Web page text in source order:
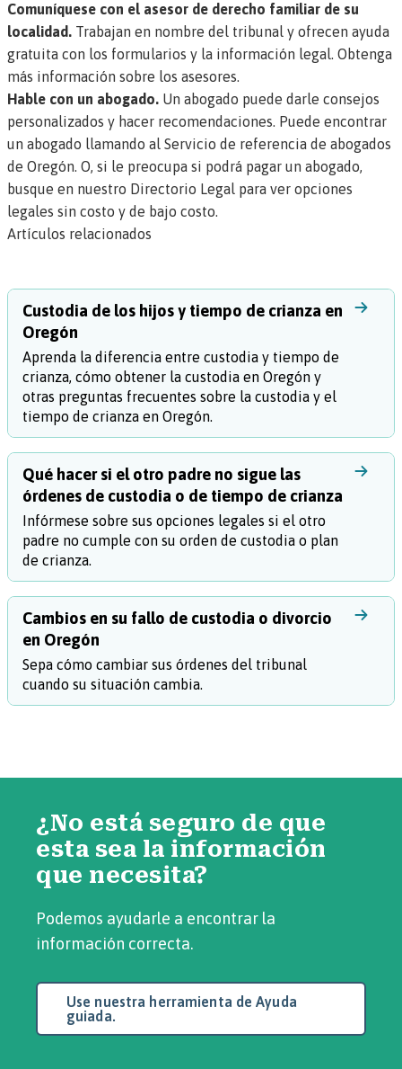
Comuníquese con el asesor de derecho familiar de su
localidad. Trabajan en nombre del tribunal y ofrecen ayuda
gratuita con los formularios y la información legal. Obtenga
más información sobre los asesores.
Hable con un abogado. Un abogado puede darle consejos
personalizados y hacer recomendaciones. Puede encontrar
un abogado llamando al Servicio de referencia de abogados
de Oregón. O, si le preocupa si podrá pagar un abogado,
busque en nuestro Directorio Legal para ver opciones
legales sin costo y de bajo costo.
Artículos relacionados
Custodia de los hijos y tiempo de crianza en
Oregón
Aprenda la diferencia entre custodia y tiempo de
crianza, cómo obtener la custodia en Oregón y
otras preguntas frecuentes sobre la custodia y el
tiempo de crianza en Oregón.
Qué hacer si el otro padre no sigue las
órdenes de custodia o de tiempo de crianza
Infórmese sobre sus opciones legales si el otro
padre no cumple con su orden de custodia o plan
de crianza.
Cambios en su fallo de custodia o divorcio
en Oregón
Sepa cómo cambiar sus órdenes del tribunal
cuando su situación cambia.
¿No está seguro de que
esta sea la información
que necesita?
Podemos ayudarle a encontrar la
información correcta.
Use nuestra herramienta de Ayuda
guiada.